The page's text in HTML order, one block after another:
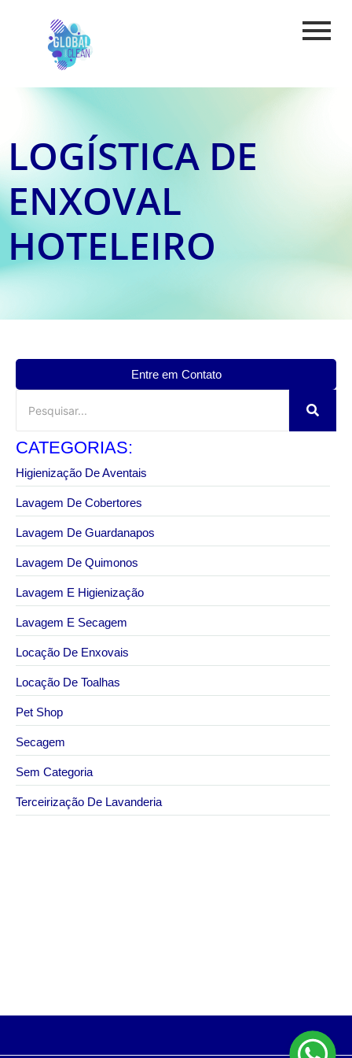
LOGÍSTICA DE
ENXOVAL
HOTELEIRO
Entre em Contato
CATEGORIAS:
Higienização De Aventais
Lavagem De Cobertores
Lavagem De Guardanapos
Lavagem De Quimonos
Lavagem E Higienização
Lavagem E Secagem
Locação De Enxovais
Locação De Toalhas
Pet Shop
Secagem
Sem Categoria
Terceirização De Lavanderia